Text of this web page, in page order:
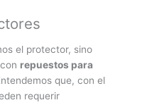
el protector, sino
repuestos para
que, con el
requerir